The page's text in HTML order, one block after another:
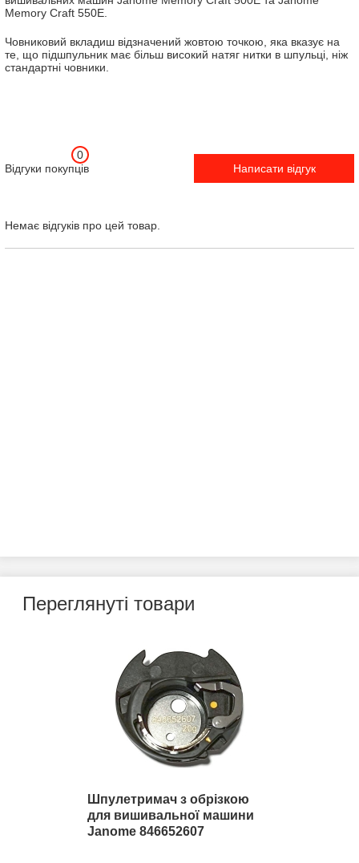
Memory Craft 550E.
Човниковий вкладиш відзначений жовтою точкою, яка вказує на
те, що підшпульник має більш високий натяг нитки в шпульці, ніж
стандартні човники.
Відгуки покупців
0
Написати відгук
Немає відгуків про цей товар.
Переглянуті товари
Шпулетримач з обрізкою
для вишивальної машини
Janome 846652607